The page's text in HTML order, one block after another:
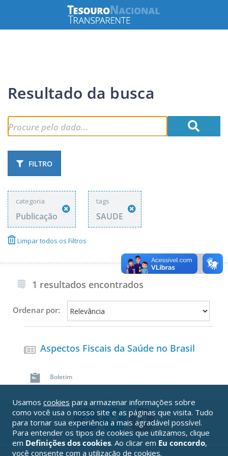
Resultado da busca
FILTRO
categoria
Publicação
tags
SAUDE
Limpar todos os Filtros
1 resultados encontrados
Ordenar por:
Aspectos Fiscais da Saúde no Brasil
Boletim
Usamos cookies para armazenar informações sobre
como você usa o nosso site e as páginas que visita. Tudo
para tornar sua experiência a mais agradável possível.
Para entender os tipos de cookies que utilizamos, clique
em Definições dos cookies. Ao clicar em Eu concordo,
você consente com a utilização de cookies.